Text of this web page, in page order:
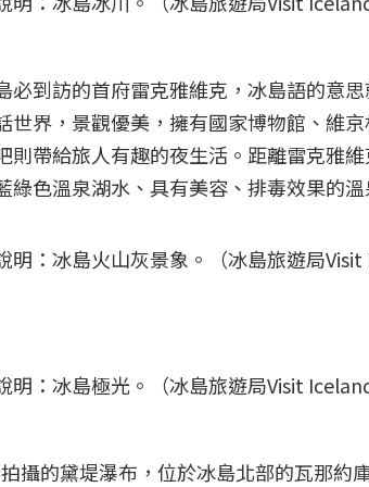
必到訪的首府雷克雅維克，冰島語的意
世界，景觀優美，擁有國家博物館、維
則帶給旅人有趣的夜生活。距離雷克雅
綠色溫泉湖水、具有美容、排毒效果的
明：冰島火山灰景象。（冰島旅遊局Visit
明：冰島極光。（冰島旅遊局Visit Iceland
攝的黛堤瀑布，位於冰島北部的瓦那